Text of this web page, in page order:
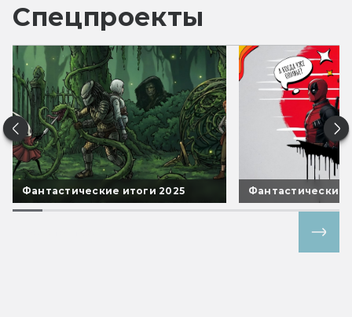
Спецпроекты
Фантастические итоги 2025 Фантастические